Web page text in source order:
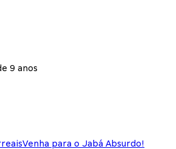
9 anos
Venha para o Jabá Absurdo!